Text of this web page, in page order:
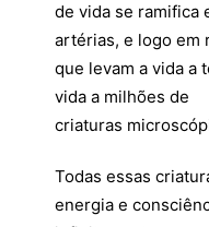
de vida se ramifica
artérias, e logo em
que levam a vida a
vida a milhões de
criaturas
Todas essas
energia e